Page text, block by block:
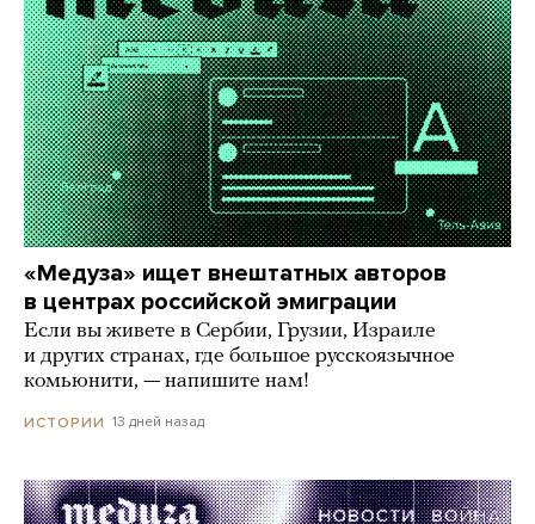
«Медуза» ищет внештатных авторов
в центрах российской эмиграции
Если вы живете в Сербии, Грузии, Израиле
и других странах, где большое русскоязычное
комьюнити, — напишите нам!
ИСТОРИИ 13 дней назад